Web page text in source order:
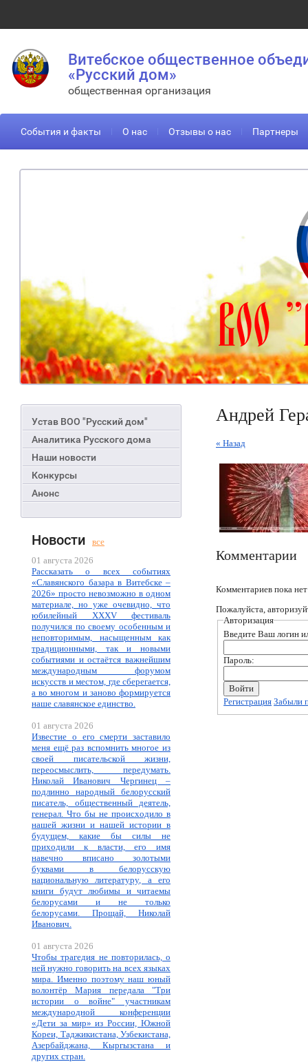
Витебское общественное
«Русский дом»
общественная организация
События и факты О нас Отзывы о нас Партнеры
Устав ВОО "Русский дом"
Аналитика Русского дома
Наши новости
Конкурсы
Анонс
Новости
все
01 августа 2026
Рассказать о всех событиях
«Славянского базара в Витебске –
2026» просто невозможно в одном
материале, но уже очевидно, что
юбилейный XXXV фестиваль
получился по своему особенным и
неповторимым, насыщенным как
традиционными, так и новыми
событиями и остаётся важнейшим
международным форумом
искусств и местом, где сберегается,
а во многом и заново формируется
наше славянское единство.
01 августа 2026
Известие о его смерти заставило
меня ещё раз вспомнить многое из
своей писательской жизни,
переосмыслить, передумать.
Николай Иванович Чергинец –
подлинно народный белорусский
писатель, общественный деятель,
генерал. Что бы не происходило в
нашей жизни и нашей истории в
будущем, какие бы силы не
приходили к власти, его имя
навечно вписано золотыми
буквами в белорусскую
национальную литературу, а его
книги будут любимы и читаемы
белорусами и не только
белорусами. Прощай, Николай
Иванович.
01 августа 2026
Чтобы трагедия не повторилась, о
ней нужно говорить на всех языках
мира. Именно поэтому наш юный
волонтёр Мария передала "Три
истории о войне" участникам
международной конференции
«Дети за мир» из России, Южной
Кореи, Таджикистана, Узбекистана,
Азербайджана, Кыргызстана и
других стран.
Андрей
« Назад
Комментарии
Комментариев пока нет
Пожалуйста,
Авторизация
Введите Ваш логин
Пароль:
Регистрация Забыли